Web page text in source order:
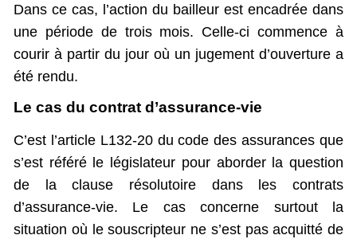
Dans ce cas, l’action du bailleur est encadrée dans
une période de trois mois. Celle-ci commence à
courir à partir du jour où un jugement d’ouverture a
été rendu.
Le cas du contrat d’assurance-vie
C’est l’article L132-20 du code des assurances que
s’est référé le législateur pour aborder la question
de la clause résolutoire dans les contrats
d’assurance-vie. Le cas concerne surtout la
situation où le souscripteur ne s’est pas acquitté de